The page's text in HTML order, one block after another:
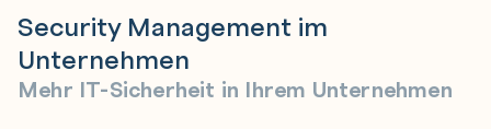
Security Management im
Unternehmen
Mehr IT-Sicherheit in Ihrem Unternehmen